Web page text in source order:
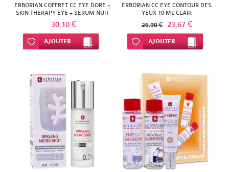
ERBORIAN COFFRET CC EYE DORE +
SKIN THERAPY EYE + SERUM NUIT
30,10 €
Ajouter à ma liste d’envie
AJOUTER
ERBORIAN CC EYE CONTOUR DES
YEUX 10 ML CLAIR
26,90 € 23,67 €
Ajouter à ma liste d’envie
AJOUTER